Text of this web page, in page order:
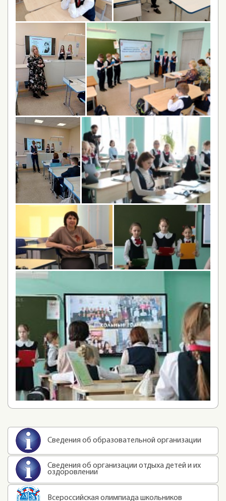
Сведения об образовательной организации
Сведения об организации отдыха детей и их
оздоровлении
Всероссийская олимпиада школьников